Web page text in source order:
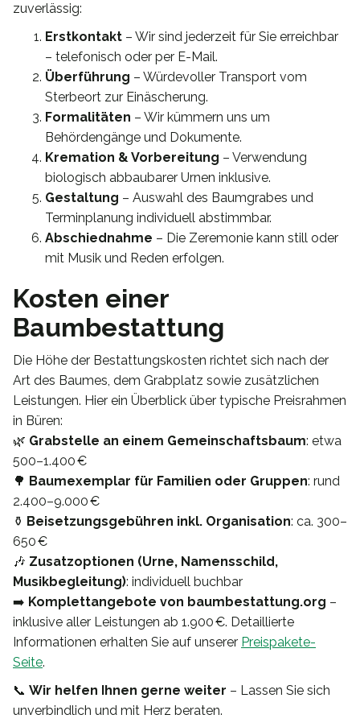
zuverlässig:
Erstkontakt – Wir sind jederzeit für Sie erreichbar
– telefonisch oder per E-Mail.
Überführung – Würdevoller Transport vom
Sterbeort zur Einäscherung.
Formalitäten – Wir kümmern uns um
Behördengänge und Dokumente.
Kremation & Vorbereitung – Verwendung
biologisch abbaubarer Urnen inklusive.
Gestaltung – Auswahl des Baumgrabes und
Terminplanung individuell abstimmbar.
Abschiednahme – Die Zeremonie kann still oder
mit Musik und Reden erfolgen.
Kosten einer
Baumbestattung
Die Höhe der Bestattungskosten richtet sich nach der
Art des Baumes, dem Grabplatz sowie zusätzlichen
Leistungen. Hier ein Überblick über typische Preisrahmen
in Büren:
🌿 Grabstelle an einem Gemeinschaftsbaum: etwa
500–1.400 €
🌳 Baumexemplar für Familien oder Gruppen: rund
2.400–9.000 €
⚱️ Beisetzungsgebühren inkl. Organisation: ca. 300–
650 €
🎶 Zusatzoptionen (Urne, Namensschild,
Musikbegleitung): individuell buchbar
➡️ Komplettangebote von baumbestattung.org –
inklusive aller Leistungen ab 1.900 €. Detaillierte
Informationen erhalten Sie auf unserer Preispakete-
Seite.
📞 Wir helfen Ihnen gerne weiter – Lassen Sie sich
unverbindlich und mit Herz beraten.